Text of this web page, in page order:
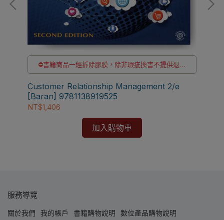
⛔書籍商品一經拆除膠膜，除非瑕疵換書不提供退貨
與退款
✅訂購數量5本以上另有優惠，請洽LINE客服訂購
Customer Relationship Management 2/e
[Baran] 9781138919525
NT$1,406
加入購物車
服務導覽
關於我們 我的帳戶 書籍購物說明
數位產品購物說明